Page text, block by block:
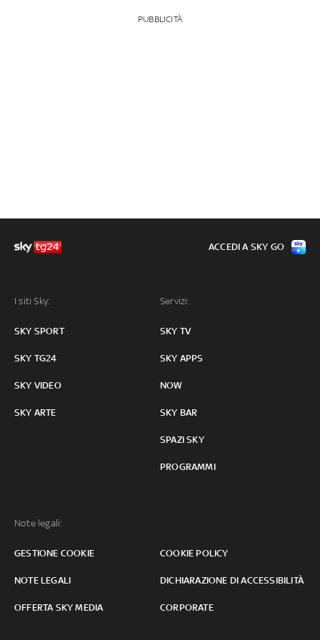
PUBBLICITÀ
I siti Sky:
SKY SPORT
SKY TG24
SKY VIDEO
SKY ARTE
Servizi:
SKY TV
SKY APPS
NOW
SKY BAR
SPAZI SKY
PROGRAMMI
Note legali:
GESTIONE COOKIE COOKIE POLICY
NOTE LEGALI DICHIARAZIONE DI ACCESSIBILITÀ
OFFERTA SKY MEDIA CORPORATE
ACCEDI A SKY GO